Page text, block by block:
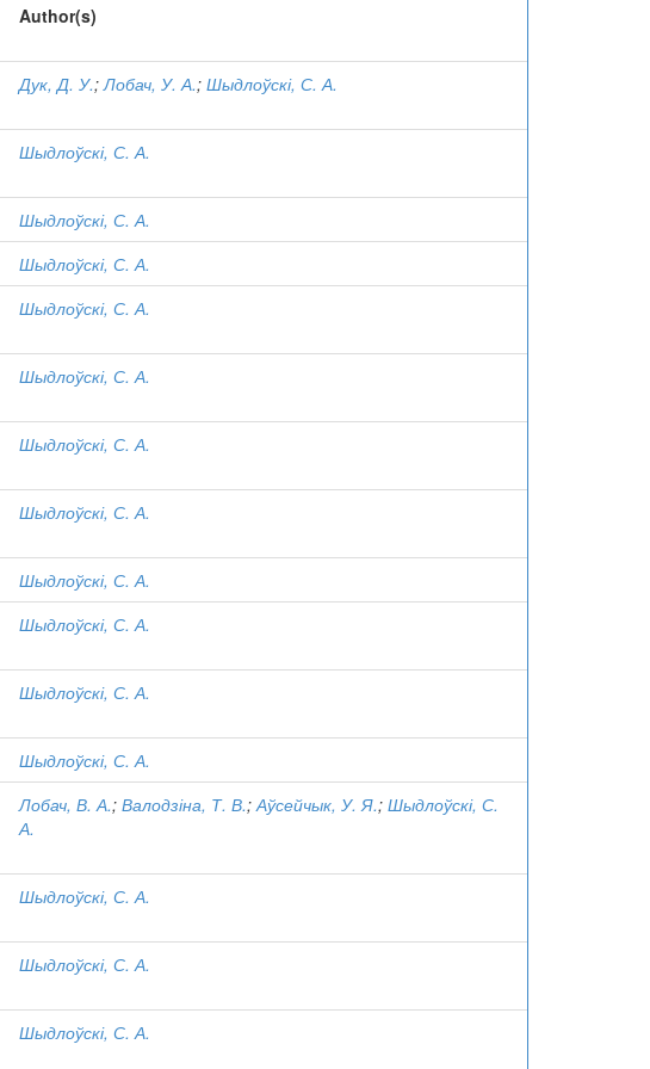
Author(s)
Дук, Д. У.;Лобач, У. А.; Шыдлоўскі, С. А.
Шыдлоўскі, С. А.
Шыдлоўскі, С. А.
Шыдлоўскі, С. А.
Шыдлоўскі, С. А.
Шыдлоўскі, С. А.
Шыдлоўскі, С. А.
Шыдлоўскі, С. А.
Шыдлоўскі, С. А.
Шыдлоўскі, С. А.
Шыдлоўскі, С. А.
Шыдлоўскі, С. А.
Лобач, В. А.; Валодзіна, Т. В.;Аўсейчык, У. Я.; Шыдлоўскі, С.
А.
Шыдлоўскі, С. А.
Шыдлоўскі, С. А.
Шыдлоўскі, С. А.